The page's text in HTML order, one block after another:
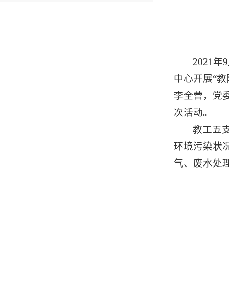
2021年
中心开展“
李全营，党
次活动。
教工五
环境污染状
气、废水处